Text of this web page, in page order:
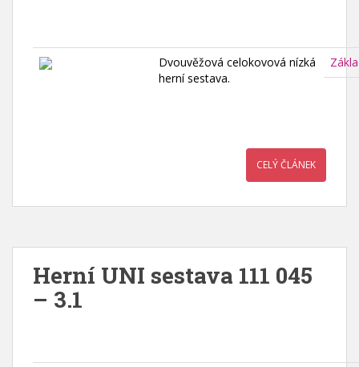
Dvouvěžová celokovová nízká
herní sestava.
CELÝ ČLÁNEK
Herní UNI sestava 111 045
– 3.1